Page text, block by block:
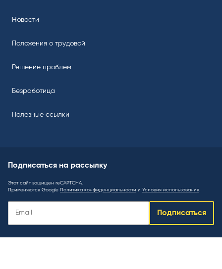
Новости
Положения о трудовой
Решение проблем
Безработица
Полезные ссылки
Подписаться на рассылку
Этот сайт защищен reCAPTCHA.
Применяются Google Политика конфиденциальности и Условия использования
Подписаться